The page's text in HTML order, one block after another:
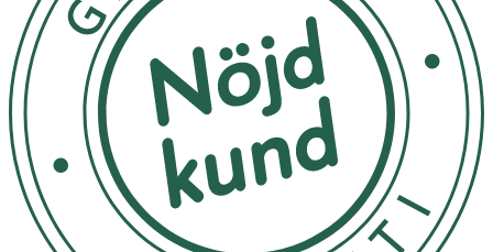
· Semi-matt finish med lång hållbarhet
· Innehåller jojobaolja för mjuk applicering
· Vegansk, parfymfri och kliniskt testad
Användning
· Applicera längs läppkonturen för definition.
· Fyll i hela läpparna för ett mer hållbart resultat.